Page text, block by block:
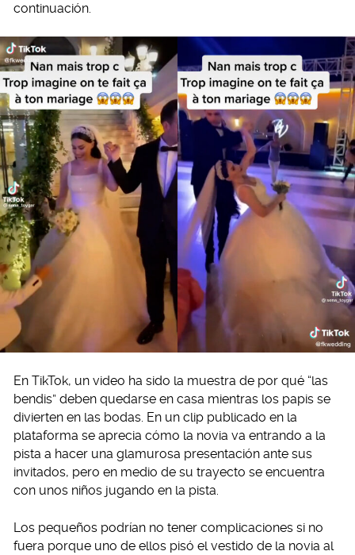
continuación.
En TikTok, un video ha sido la muestra de por qué “las
bendis” deben quedarse en casa mientras los papis se
divierten en las bodas. En un clip publicado en la
plataforma se aprecia cómo la novia va entrando a la
pista a hacer una glamurosa presentación ante sus
invitados, pero en medio de su trayecto se encuentra
con unos niños jugando en la pista.
Los pequeños podrían no tener complicaciones si no
fuera porque uno de ellos pisó el vestido de la novia al